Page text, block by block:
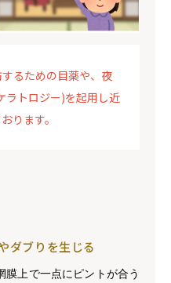
るための目薬や、夜
ラトロジー)を起用し近
ります。
ダブりを生じる
上で一点にピントが合う